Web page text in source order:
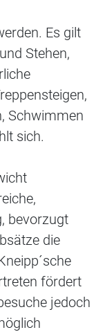
Es gilt
Stehen,
Schwimmen
sich.
bevorzugt
die
fördert
jedoch